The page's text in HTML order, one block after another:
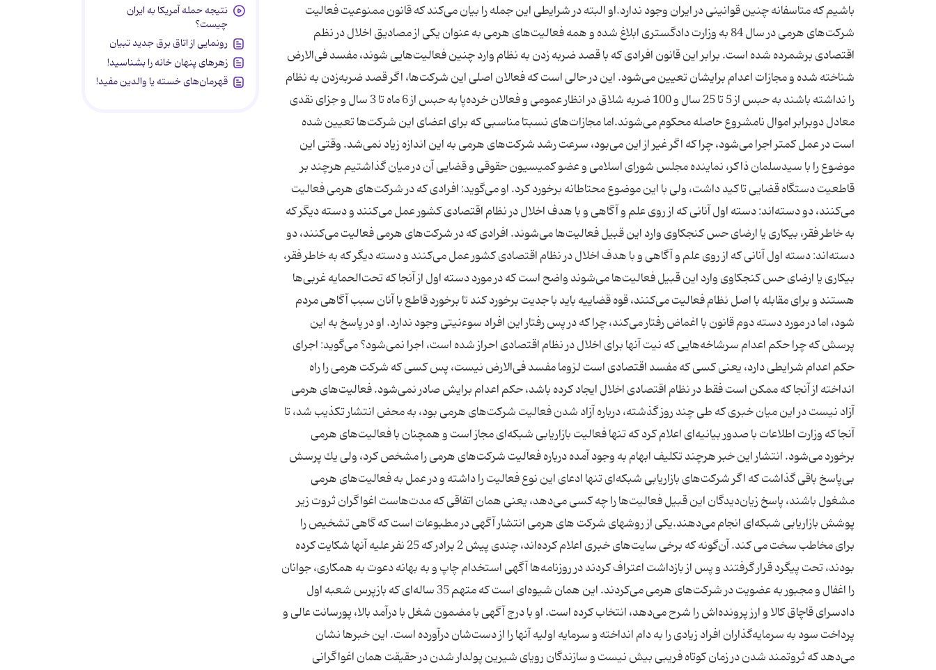
باشیم كه متاسفانه چنین قوانینی در ایران وجود ندارد.او البته در شرایطی این جمله را بیان می‌كند كه قانون ممنوعیت فعالیت
شركت‌های هرمی در سال 84 به وزارت دادگستری ابلاغ شده و همه فعالیت‌های هرمی به عنوان یكی از مصادیق اخلال در نظم
اقتصادی برشمرده شده است. برابر این قانون افرادی كه با قصد ضربه زدن به نظام وارد چنین فعالیت‌هایی شوند، مفسد فی‌الارض
شناخته شده و مجازات اعدام برایشان تعیین می‌شود. این در حالی است كه فعالان اصلی این شركت‌ها، اگر قصد ضربه‌زدن به نظام
را نداشته باشند به حبس از 5 تا 25 سال و 100 ضربه شلاق در انظار عمومی و فعالان خرده‌پا به حبس از 6 ماه تا 3 سال و جزای نقدی
معادل دوبرابر اموال نامشروع حاصله محكوم می‌شوند.اما مجازات‌های نسبتا مناسبی كه برای اعضای این شركت‌ها تعیین شده
است در عمل كمتر اجرا می‌شود، چرا كه اگر غیر از این می‌بود، سرعت رشد شركت‌های هرمی به این اندازه زیاد نمی‌شد. وقتی این
موضوع را با سیدسلمان ذاكر، نماینده مجلس شورای اسلامی و عضو كمیسیون حقوقی و قضایی آن در میان گذاشتیم هرچند بر
قاطعیت دستگاه قضایی تاكید داشت، ولی با این موضوع محتاطانه برخورد كرد. او می‌گوید: افرادی كه در شركت‌های هرمی فعالیت
می‌كنند، دو دسته‌اند: دسته اول آنانی كه از روی علم و آگاهی و با هدف اخلال در نظام اقتصادی كشور عمل می‌كنند و دسته دیگر كه
به خاطر فقر، بیكاری یا ارضای حس كنجكاوی وارد این قبیل فعالیت‌ها می‌شوند. افرادی كه در شركت‌های هرمی فعالیت می‌كنند، دو
دسته‌اند: دسته اول آنانی كه از روی علم و آگاهی و با هدف اخلال در نظام اقتصادی كشور عمل می‌كنند و دسته دیگر كه به خاطر فقر،
بیكاری یا ارضای حس كنجكاوی وارد این قبیل فعالیت‌ها می‌شوند واضح است كه در مورد دسته اول از آنجا كه تحت‌الحمایه غربی‌ها
هستند و برای مقابله با اصل نظام فعالیت می‌كنند، قوه قضاییه باید با جدیت برخورد كند تا برخورد قاطع با آنان سبب آگاهی مردم
شود، اما در مورد دسته دوم قانون با اغماض رفتار می‌كند، چرا كه در پس رفتار این افراد سوءنیتی وجود ندارد. او در پاسخ به این
پرسش كه چرا حكم اعدام سرشاخه‌هایی كه نیت آنها برای اخلال در نظام اقتصادی احراز شده است، اجرا نمی‌شود؟ می‌گوید: اجرای
حكم اعدام شرایطی دارد، یعنی كسی كه مفسد اقتصادی است لزوما مفسد فی‌الارض نیست، پس كسی كه شركت هرمی را راه
انداخته از آنجا كه ممكن است فقط در نظام اقتصادی اخلال ایجاد كرده باشد، حكم اعدام برایش صادر نمی‌شود. فعالیت‌های هرمی
آزاد نیست در این میان خبری كه طی چند روز گذشته، درباره آزاد شدن فعالیت شركت‌های هرمی بود، به محض انتشار تكذیب شد، تا
آنجا كه وزارت اطلاعات با صدور بیانیه‌ای اعلام كرد كه تنها فعالیت بازاریابی شبكه‌ای مجاز است و همچنان با فعالیت‌های هرمی
برخورد می‌شود. انتشار این خبر هرچند تكلیف ابهام به وجود آمده درباره فعالیت شركت‌های هرمی را مشخص كرد، ولی یك پرسش
بی‌پاسخ باقی گذاشت كه اگر شركت‌های بازاریابی شبكه‌ای تنها ادعای این نوع فعالیت را داشته و در عمل به فعالیت‌های هرمی
مشغول باشند، پاسخ زیان‌دیدگان این قبیل فعالیت‌ها را چه كسی می‌دهد، یعنی همان اتفاقی كه مدت‌هاست اغواگران ثروت زیر
پوشش بازاریابی شبكه‌ای انجام می‌دهند.یكی از روشهای شركت های هرمی انتشار آگهی در مطبوعات است كه گاهی تشخیص را
برای مخاطب سخت می كند. آن‌گونه كه برخی سایت‌های خبری اعلام كرده‌اند، چندی پیش 2 برادر كه 25 نفر علیه آنها شكایت كرده
بودند، تحت پیگرد قرار گرفتند و پس از بازداشت اعتراف كردند در روزنامه‌ها آگهی استخدام چاپ و به بهانه دعوت به همكاری، جوانان
را اغفال و مجبور به عضویت در شركت‌های هرمی می‌كرد‌ند. این همان شیوه‌ای است كه متهم 35 ساله‌ای كه بازپرس شعبه اول
دادسرای قاچاق كالا و ارز پرونده‌اش را شرح می‌دهد، انتخاب كرده است. او با درج آگهی با مضمون شغل با درآمد بالا، پورسانت عالی و
پرداخت سود به سرمایه‌گذاران افراد زیادی را به دام انداخته و سرمایه اولیه آنها را از دست‌شان درآورده است. این خبرها نشان
می‌دهد كه ثروتمند شدن در زمان كوتاه فریبی بیش نیست و سازندگان رویای شیرین پولدار شدن در حقیقت همان اغواگرانی
نتیجه حمله آمریکا به ایران
چیست؟
رونمایی از اتاق برق جدید تبیان
زهرهای پنهان خانه را بشناسید!
قهرمان‌های خسته یا والدین مفید!